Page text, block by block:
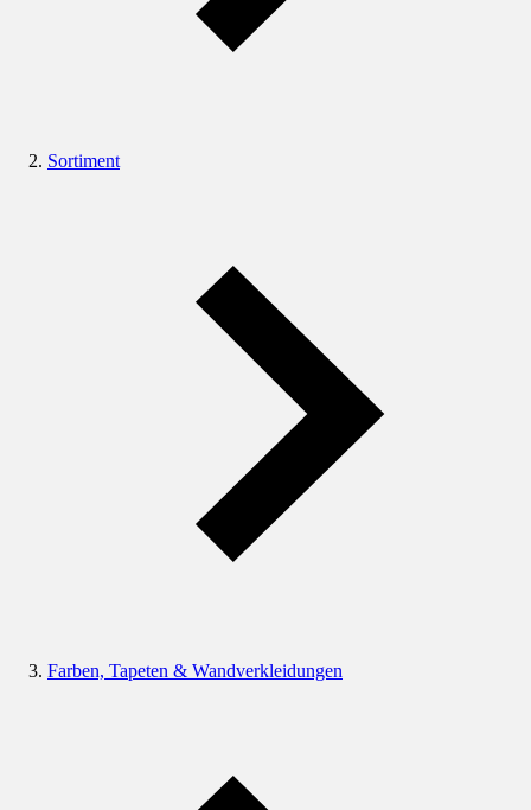
Sortiment
Farben, Tapeten & Wandverkleidungen